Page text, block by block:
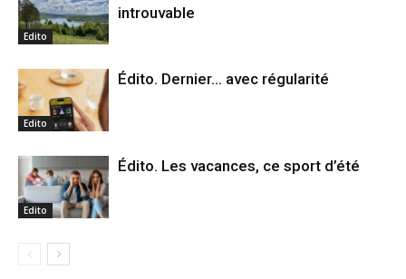
Edito
introuvable
Edito
Édito. Dernier… avec régularité
Edito
Édito. Les vacances, ce sport d’été